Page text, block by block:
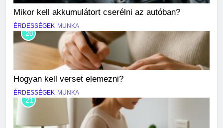
Mikor kell akkumulátort cserélni az autóban?
ÉRDESSÉGEK MUNKA
20
Hogyan kell verset elemezni?
ÉRDESSÉGEK MUNKA
21